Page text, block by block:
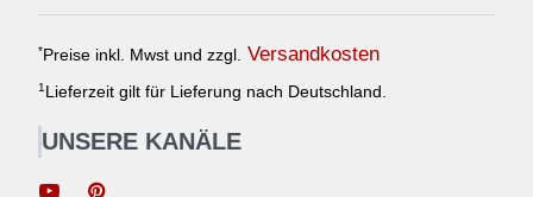
*Preise inkl. Mwst und zzgl. Versandkosten
1 Lieferzeit gilt für Lieferung nach Deutschland.
UNSERE KANÄLE